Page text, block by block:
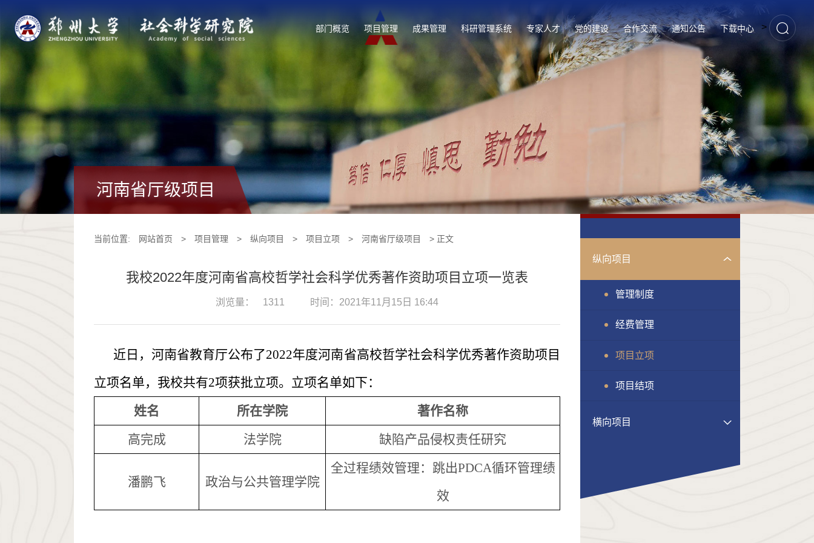
部门概览 项目管理 成果管理 科研管理系统 专家人才 党的建设 合作交流 通知公告 下载中心 >
河南省厅级项目
当前位置: 网站首页 > 项目管理 > 纵向项目 > 项目立项 > 河南省厅级项目 > 正文
我校2022年度河南省高校哲学社会科学优秀著作资助项目立项一览表
浏览量： 1311 时间：2021年11月15日 16:44
近日，河南省教育厅公布了2022年度河南省高校哲学社会科学优秀著作资助项目
立项名单，我校共有2项获批立项。立项名单如下：
姓名
所在学院
著作名称
高完成
法学院 缺陷产品侵权责任研究
潘鹏飞 政治与公共管理学院
全过程绩效管理：跳出PDCA循环管理绩
效
纵向项目
管理制度
经费管理
项目立项
项目结项
横向项目